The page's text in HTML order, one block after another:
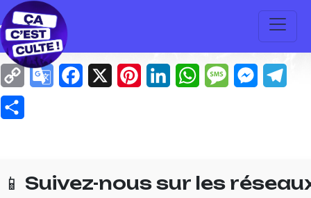
Copy
Google Facebook PinterestLinkedInWhatsAppMessage
📱 Suivez-nous sur les